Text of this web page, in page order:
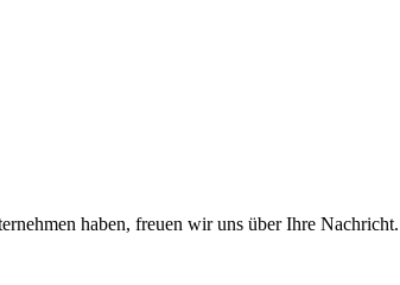
haben, freuen wir uns über Ihre